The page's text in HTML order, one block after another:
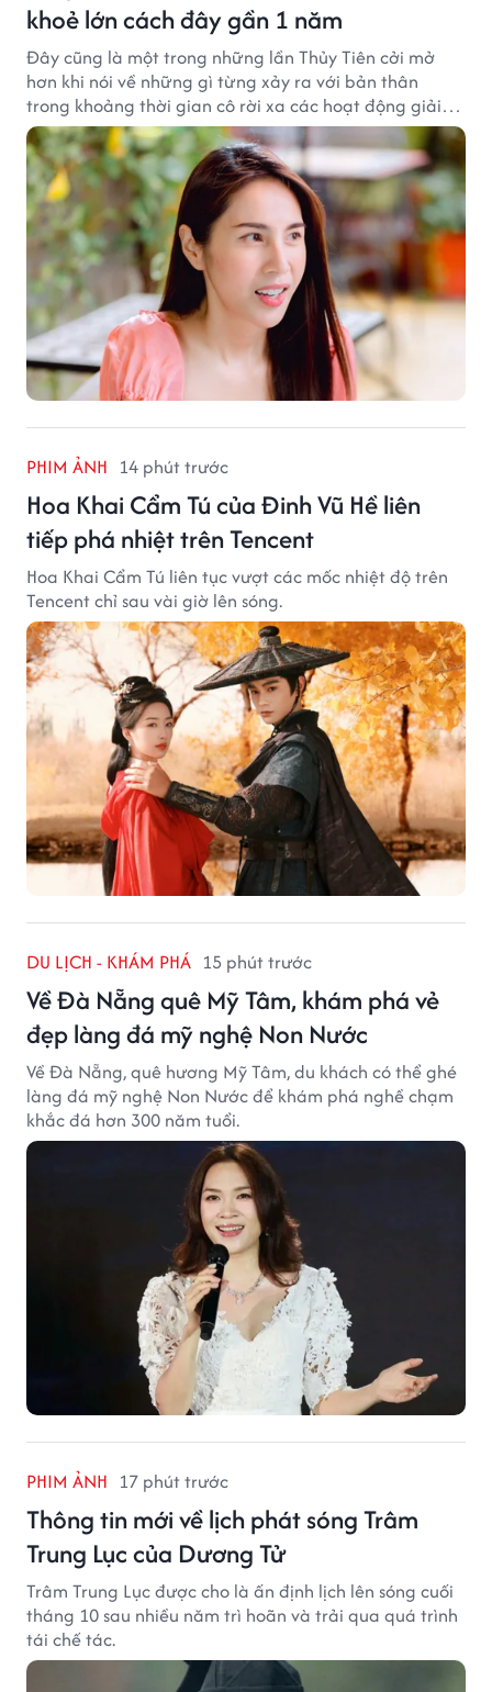
khoẻ lớn cách đây gần 1 năm
Đây cũng là một trong những lần Thủy Tiên cởi mở
hơn khi nói về những gì từng xảy ra với bản thân
trong khoảng thời gian cô rời xa các hoạt động giải
trí.
PHIM ẢNH 14 phút trước
Hoa Khai Cẩm Tú của Đinh Vũ Hề liên
tiếp phá nhiệt trên Tencent
Hoa Khai Cẩm Tú liên tục vượt các mốc nhiệt độ trên
Tencent chỉ sau vài giờ lên sóng.
DU LỊCH - KHÁM PHÁ 15 phút trước
Về Đà Nẵng quê Mỹ Tâm, khám phá vẻ
đẹp làng đá mỹ nghệ Non Nước
Về Đà Nẵng, quê hương Mỹ Tâm, du khách có thể ghé
làng đá mỹ nghệ Non Nước để khám phá nghề chạm
khắc đá hơn 300 năm tuổi.
PHIM ẢNH 17 phút trước
Thông tin mới về lịch phát sóng Trâm
Trung Lục của Dương Tử
Trâm Trung Lục được cho là ấn định lịch lên sóng cuối
tháng 10 sau nhiều năm trì hoãn và trải qua quá trình
tái chế tác.